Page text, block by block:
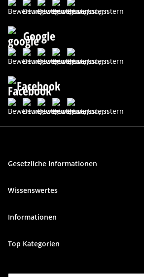
Google
Facebook
Gesetzliche Informationen
Wissenswertes
Informationen
Top Kategorien